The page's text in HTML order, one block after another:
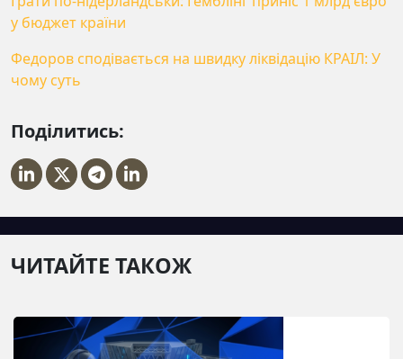
у бюджет країни
Федоров сподівається на швидку ліквідацію КРАІЛ: У
чому суть
Поділитись:
ЧИТАЙТЕ ТАКОЖ